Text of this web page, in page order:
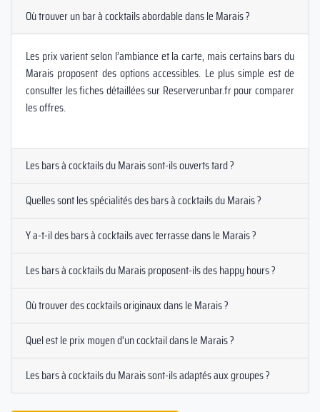
Où trouver un bar à cocktails abordable dans le Marais ?
Les prix varient selon l’ambiance et la carte, mais certains bars du
Marais proposent des options accessibles. Le plus simple est de
consulter les fiches détaillées sur Reserverunbar.fr pour comparer
les offres.
Les bars à cocktails du Marais sont-ils ouverts tard ?
Quelles sont les spécialités des bars à cocktails du Marais ?
Y a-t-il des bars à cocktails avec terrasse dans le Marais ?
Les bars à cocktails du Marais proposent-ils des happy hours ?
Où trouver des cocktails originaux dans le Marais ?
Quel est le prix moyen d'un cocktail dans le Marais ?
Les bars à cocktails du Marais sont-ils adaptés aux groupes ?